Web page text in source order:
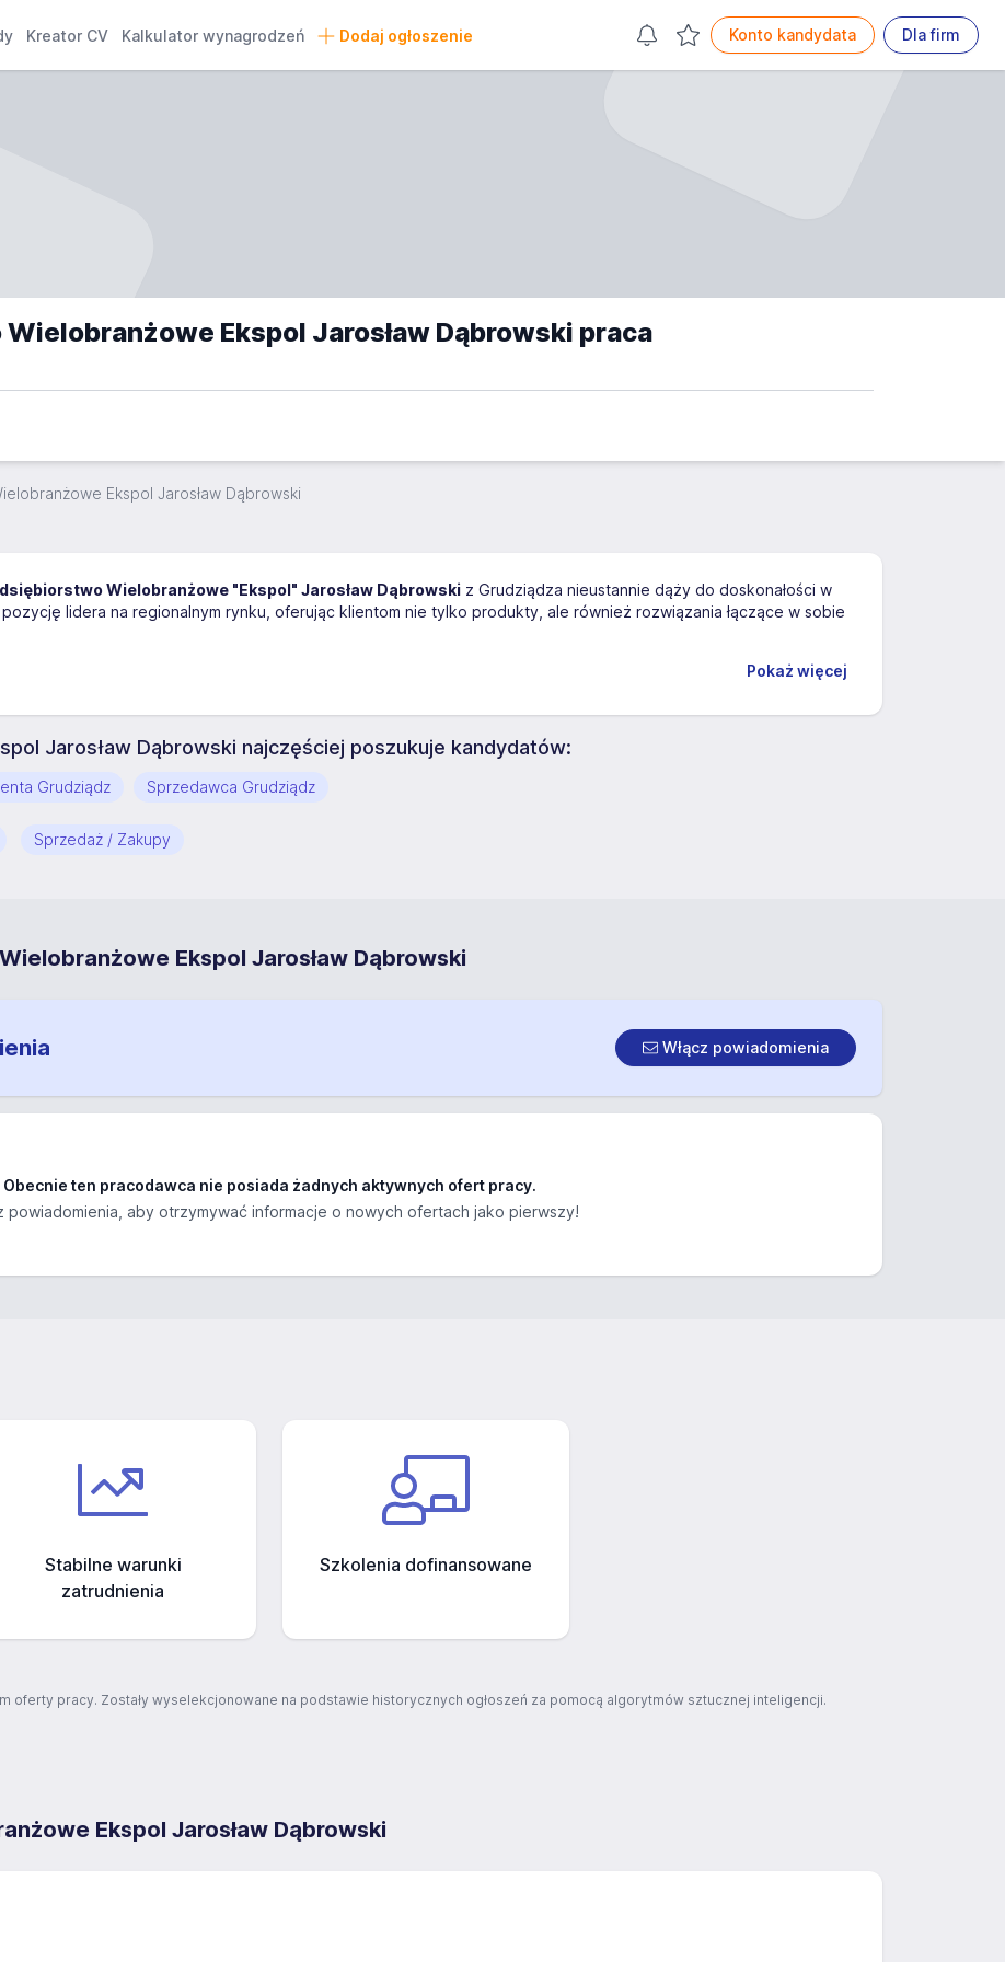
Kreator CV Kalkulator wynagrodzeń Dodaj ogłoszenie Konto kandydata Dla firm
Ekspol Jarosław Dąbrowski praca
Ekspol Jarosław Dąbrowski
Wielobranżowe "Ekspol" Jarosław Dąbrowski z Grudziądza nieustannie dąży do doskonałości w
lidera na regionalnym rynku, oferując klientom nie tylko produkty, ale również rozwiązania łączące w sobie
Pokaż więcej
Jarosław Dąbrowski najczęściej poszukuje kandydatów:
Grudziądz Sprzedawca Grudziądz
Sprzedaż / Zakupy
Ekspol Jarosław Dąbrowski
Włącz powiadomienia
Obecnie ten pracodawca nie posiada żadnych aktywnych ofert pracy.
powiadomienia, aby otrzymywać informacje o nowych ofertach jako pierwszy!
Stabilne warunki
zatrudnienia
Szkolenia dofinansowane
oferty pracy. Zostały wyselekcjonowane na podstawie historycznych ogłoszeń za pomocą algorytmów sztucznej inteligencji.
Ekspol Jarosław Dąbrowski